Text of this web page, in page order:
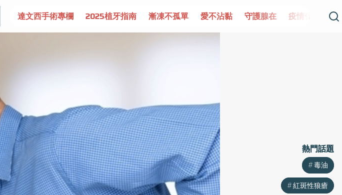
2025植牙指南 漸凍不孤單 愛不沾黏 守護腺在 疫情保衛戰 再生醫學 愛的
熱門話題
毒油
紅斑性狼瘡
熱門話題
毒油
紅斑性狼瘡